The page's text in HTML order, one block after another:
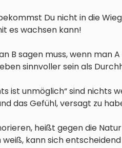
Du nicht in die
es wachsen kann!
B sagen muss, wenn man
sinnvoller sein als
ist unmöglich“ sind nichts
das Gefühl, versagt zu
heißt gegen die
weiß, kann sich